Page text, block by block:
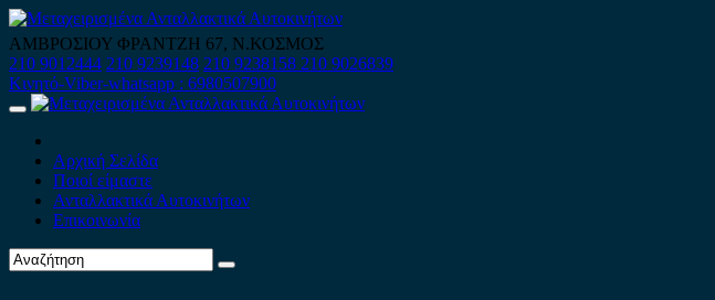
Skip
to
content
ΑΜΒΡΟΣΙΟΥ ΦΡΑΝΤΖΗ 67, Ν.ΚΟΣΜΟΣ
210 9012444 210 9239148 210 9238158 210 9026839
Κινητό-Viber-whatsapp : 6980507900
Primary
Αρχική Σελίδα
Ποιοί είμαστε
Ανταλλακτικά Αυτοκινήτων
Επικοινωνία